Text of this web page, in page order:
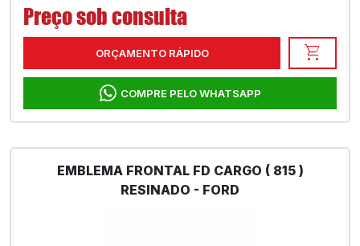
Preço sob consulta
ORÇAMENTO RÁPIDO shopping_cart
COMPRE PELO WHATSAPP
EMBLEMA FRONTAL FD CARGO ( 815 )
RESINADO - FORD